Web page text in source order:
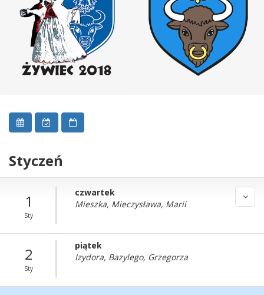
Styczeń
1
Sty
czwartek
Mieszka, Mieczysława, Marii
2
Sty
piątek
Izydora, Bazylego, Grzegorza